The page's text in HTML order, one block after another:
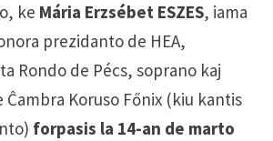
ke Mária Erzsébet ESZES, iama
prezidanto de HEA,
Rondo de Pécs, soprano kaj
Koruso Főnix (kiu kantis
forpasis la 14-an de marto